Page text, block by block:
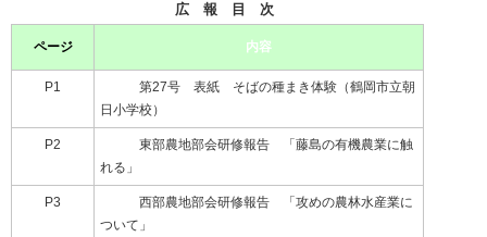
広 報 目 次
ページ 内容
P1
第27号 表紙 そばの種まき体験（鶴岡市立朝
日小学校）
P2
東部農地部会研修報告 「藤島の有機農業に触
れる」
P3
西部農地部会研修報告 「攻めの農林水産業に
ついて」